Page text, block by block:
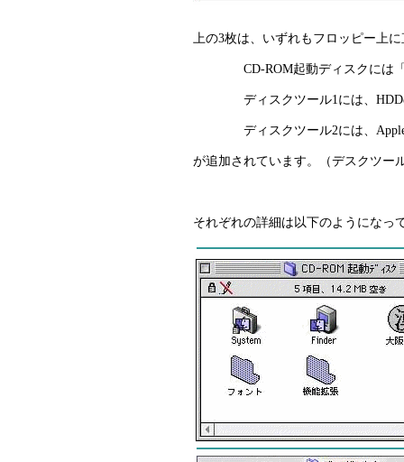
上の3枚は、いずれもフロッピー上
CD-ROM起動ディスクには「機
ディスクツール1には、HDDの
ディスクツール2には、Apple純
が追加されています。（デスクツー
それぞれの詳細は以下のようになっ